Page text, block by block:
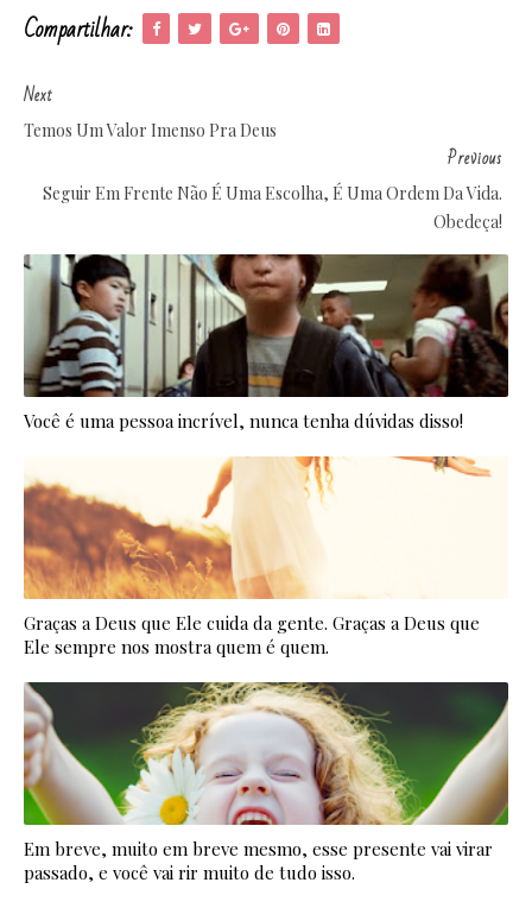
Compartilhar:
Next
Temos Um Valor Imenso Pra Deus
Previous
Seguir Em Frente Não É Uma Escolha, É Uma Ordem Da Vida.
Obedeça!
Você é uma pessoa incrível, nunca tenha dúvidas disso!
Graças a Deus que Ele cuida da gente. Graças a Deus que
Ele sempre nos mostra quem é quem.
Em breve, muito em breve mesmo, esse presente vai virar
passado, e você vai rir muito de tudo isso.